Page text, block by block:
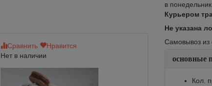
Сравнить
Нравится
Нет в наличии
Сравнить
в понедельник
Курьером
Не указана
Самовывоз из
основные
Кол.